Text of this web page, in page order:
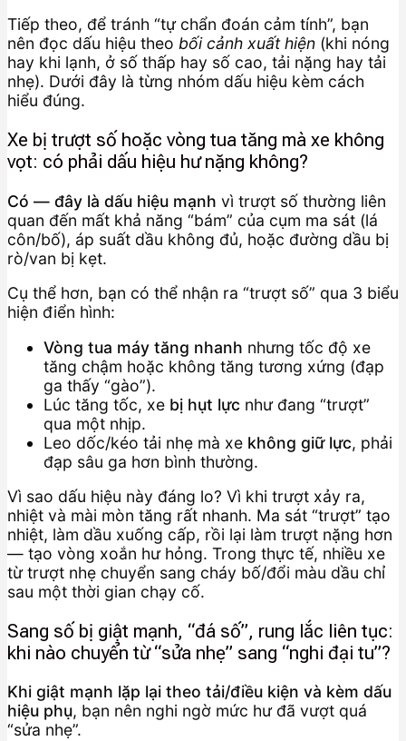
Tiếp theo, để tránh “tự chẩn đoán cảm tính”, bạn
nên đọc dấu hiệu theo bối cảnh xuất hiện (khi nóng
hay khi lạnh, ở số thấp hay số cao, tải nặng hay tải
nhẹ). Dưới đây là từng nhóm dấu hiệu kèm cách
hiểu đúng.
Xe bị trượt số hoặc vòng tua tăng mà xe không
vọt: có phải dấu hiệu hư nặng không?
Có — đây là dấu hiệu mạnh vì trượt số thường liên
quan đến mất khả năng “bám” của cụm ma sát (lá
côn/bố), áp suất dầu không đủ, hoặc đường dầu bị
rò/van bị kẹt.
Cụ thể hơn, bạn có thể nhận ra “trượt số” qua 3 biểu
hiện điển hình:
Vòng tua máy tăng nhanh nhưng tốc độ xe
tăng chậm hoặc không tăng tương xứng (đạp
ga thấy “gào”).
Lúc tăng tốc, xe bị hụt lực như đang “trượt”
qua một nhịp.
Leo dốc/kéo tải nhẹ mà xe không giữ lực, phải
đạp sâu ga hơn bình thường.
Vì sao dấu hiệu này đáng lo? Vì khi trượt xảy ra,
nhiệt và mài mòn tăng rất nhanh. Ma sát “trượt” tạo
nhiệt, làm dầu xuống cấp, rồi lại làm trượt nặng hơn
— tạo vòng xoắn hư hỏng. Trong thực tế, nhiều xe
từ trượt nhẹ chuyển sang cháy bố/đổi màu dầu chỉ
sau một thời gian chạy cố.
Sang số bị giật mạnh, “đá số”, rung lắc liên tục:
khi nào chuyển từ “sửa nhẹ” sang “nghi đại tu”?
Khi giật mạnh lặp lại theo tải/điều kiện và kèm dấu
hiệu phụ, bạn nên nghi ngờ mức hư đã vượt quá
“sửa nhẹ”.